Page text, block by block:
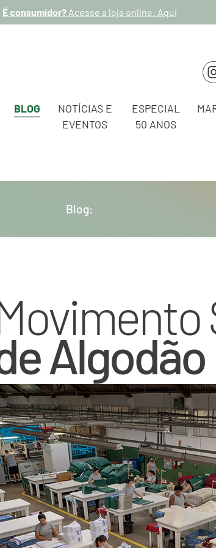
É consumidor?Acesse a loja online: Aqui
BLOG
NOTÍCIAS E
EVENTOS
ESPECIAL
50 ANOS
Blog:
Algodão